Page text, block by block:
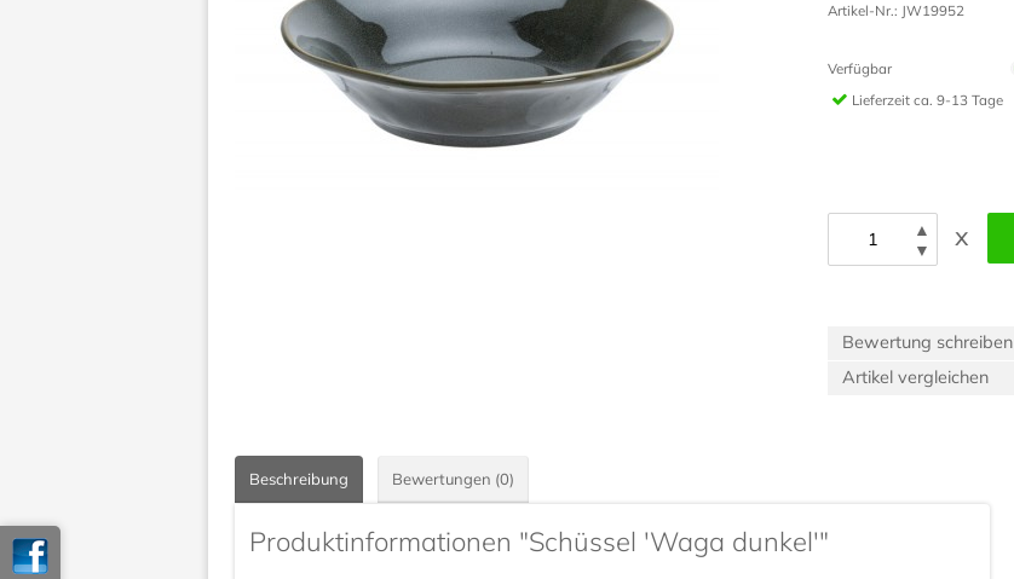
Artikel-Nr.: JW19952
Verfügbar
Lieferzeit ca. 9-13 Tage
▲
▼
x
Bewertung schreiben
Artikel vergleichen
Beschreibung Bewertungen (0)
Produktinformationen "Schüssel 'Waga dunkel'"